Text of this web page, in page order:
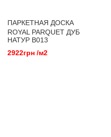
ПАРКЕТНАЯ ДОСКА
ROYAL PARQUET ДУБ
НАТУР B013
2922грн /м2